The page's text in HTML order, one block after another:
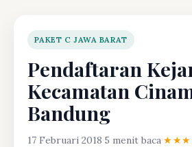
PAKET C JAWA BARAT
Pendaftaran
Kecamatan
Bandung
17 Februari 2018·5 menit baca·